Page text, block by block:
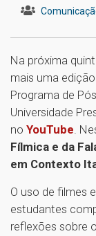
Na próxima
mais uma
Programa de
Universidade
no YouTube.
Fílmica e da
em Contexto
O uso de filmes
estudantes
reflexões sobre